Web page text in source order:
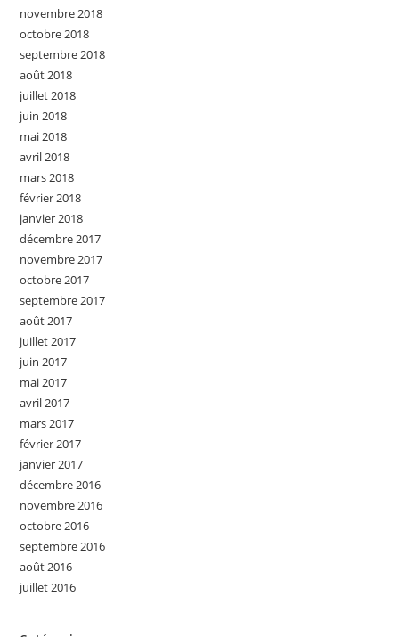
novembre 2018
octobre 2018
septembre 2018
août 2018
juillet 2018
juin 2018
mai 2018
avril 2018
mars 2018
février 2018
janvier 2018
décembre 2017
novembre 2017
octobre 2017
septembre 2017
août 2017
juillet 2017
juin 2017
mai 2017
avril 2017
mars 2017
février 2017
janvier 2017
décembre 2016
novembre 2016
octobre 2016
septembre 2016
août 2016
juillet 2016